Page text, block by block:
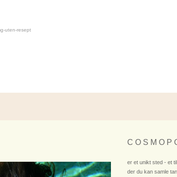
uten-resept
C O S M O P
er et unikt sted - et
der du kan samle